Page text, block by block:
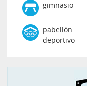
gimnasio
pabellón
deportivo